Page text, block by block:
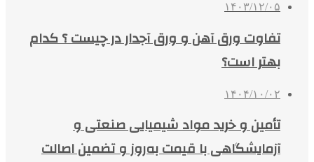
۱۴۰۳/۱۲/۰۵
تفاوت ورق آهن و ورق آجدار در چیست ؟ کدام
بهتر است؟
۱۴۰۴/۱۰/۰۲
تأمین و خرید مواد شیمیایی صنعتی و
آزمایشگاهی با قیمت به‌روز و تضمین اصالت